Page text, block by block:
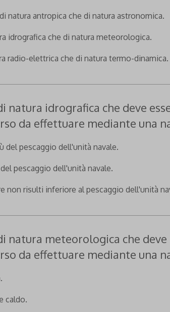
natura antropica che di natura astronomica.
idrografica che di natura meteorologica.
radio-elettrica che di natura termo-dinamica.
natura idrografica che deve
da effettuare mediante una
del pescaggio dell'unità navale.
pescaggio dell'unità navale.
non risulti inferiore al pescaggio dell'unità
natura meteorologica che
da effettuare mediante una
caldo.